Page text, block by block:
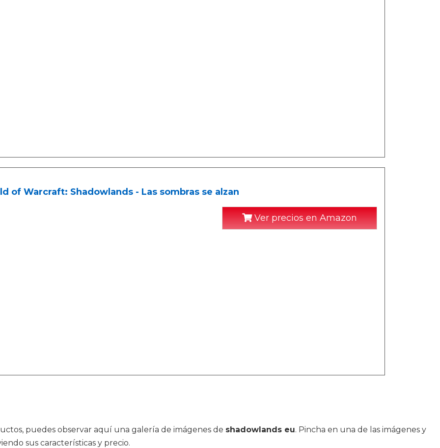
of Warcraft: Shadowlands - Las sombras se alzan
Ver precios en Amazon
puedes observar aquí una galería de imágenes de shadowlands eu. Pincha en una de las imágenes y
sus características y precio.